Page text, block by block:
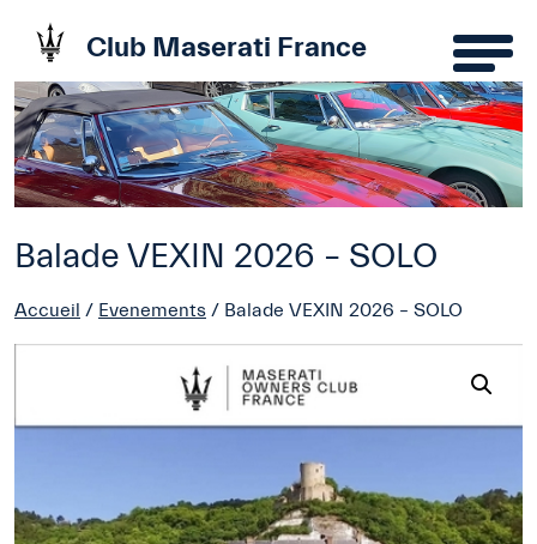
Club Maserati France
Balade VEXIN 2026 – SOLO
Accueil / Evenements / Balade VEXIN 2026 – SOLO